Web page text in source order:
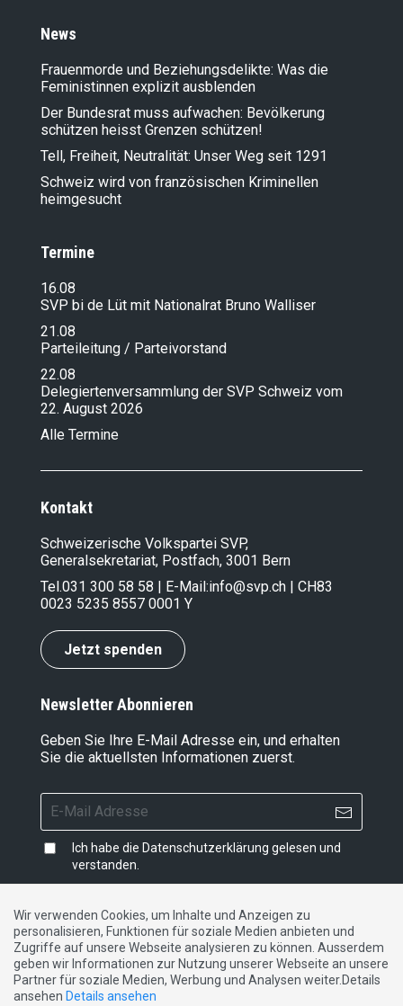
News
Frauenmorde und Beziehungsdelikte: Was die
Feministinnen explizit ausblenden
Der Bundesrat muss aufwachen: Bevölkerung
schützen heisst Grenzen schützen!
Tell, Freiheit, Neutralität: Unser Weg seit 1291
Schweiz wird von französischen Kriminellen
heimgesucht
Termine
16.08
SVP bi de Lüt mit Nationalrat Bruno Walliser
21.08
Parteileitung / Parteivorstand
22.08
Delegiertenversammlung der SVP Schweiz vom
22. August 2026
Alle Termine
Kontakt
Schweizerische Volkspartei SVP,
Generalsekretariat, Postfach, 3001 Bern
Tel.031 300 58 58 | E-Mail:info@svp.ch | CH83
0023 5235 8557 0001 Y
Jetzt spenden
Newsletter Abonnieren
Geben Sie Ihre E-Mail Adresse ein, und erhalten
Sie die aktuellsten Informationen zuerst.
Ich habe die Datenschutzerklärung gelesen und
verstanden.
Impressum|Datenschutzerklärung|Kontakt
DE FR IT
Wir verwenden Cookies, um Inhalte und Anzeigen zu
personalisieren, Funktionen für soziale Medien anbieten und
Zugriffe auf unsere Webseite analysieren zu können. Ausserdem
geben wir Informationen zur Nutzung unserer Webseite an unsere
Partner für soziale Medien, Werbung und Analysen weiter.Details
ansehen Details ansehen